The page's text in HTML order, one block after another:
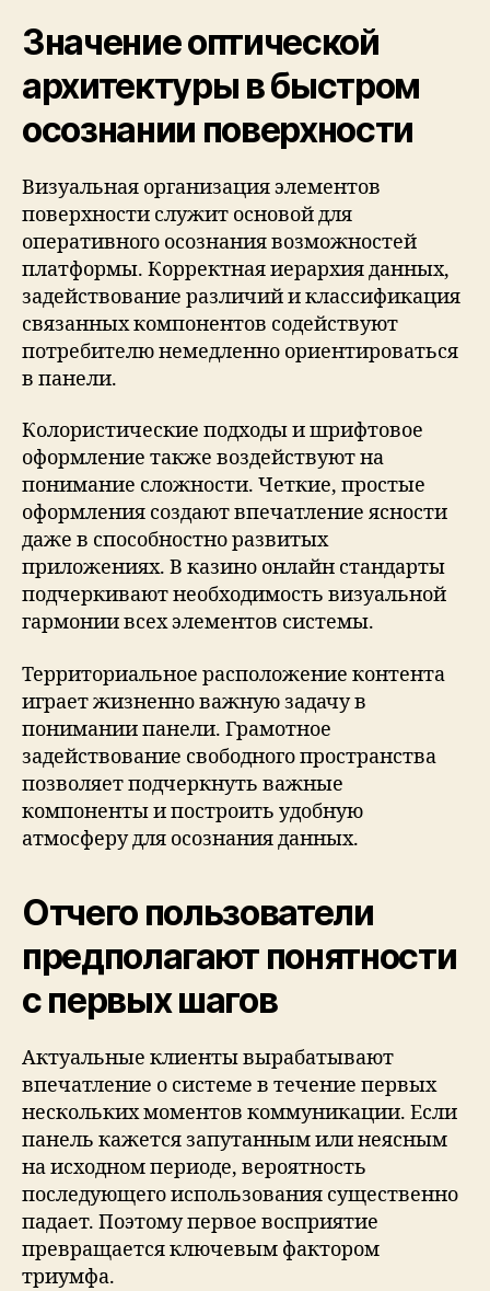
Значение оптической
архитектуры в быстром
осознании поверхности
Визуальная организация элементов
поверхности служит основой для
оперативного осознания возможностей
платформы. Корректная иерархия данных,
задействование различий и классификация
связанных компонентов содействуют
потребителю немедленно ориентироваться
в панели.
Колористические подходы и шрифтовое
оформление также воздействуют на
понимание сложности. Четкие, простые
оформления создают впечатление ясности
даже в способностно развитых
приложениях. В казино онлайн стандарты
подчеркивают необходимость визуальной
гармонии всех элементов системы.
Территориальное расположение контента
играет жизненно важную задачу в
понимании панели. Грамотное
задействование свободного пространства
позволяет подчеркнуть важные
компоненты и построить удобную
атмосферу для осознания данных.
Отчего пользователи
предполагают понятности
с первых шагов
Актуальные клиенты вырабатывают
впечатление о системе в течение первых
нескольких моментов коммуникации. Если
панель кажется запутанным или неясным
на исходном периоде, вероятность
последующего использования существенно
падает. Поэтому первое восприятие
превращается ключевым фактором
триумфа.